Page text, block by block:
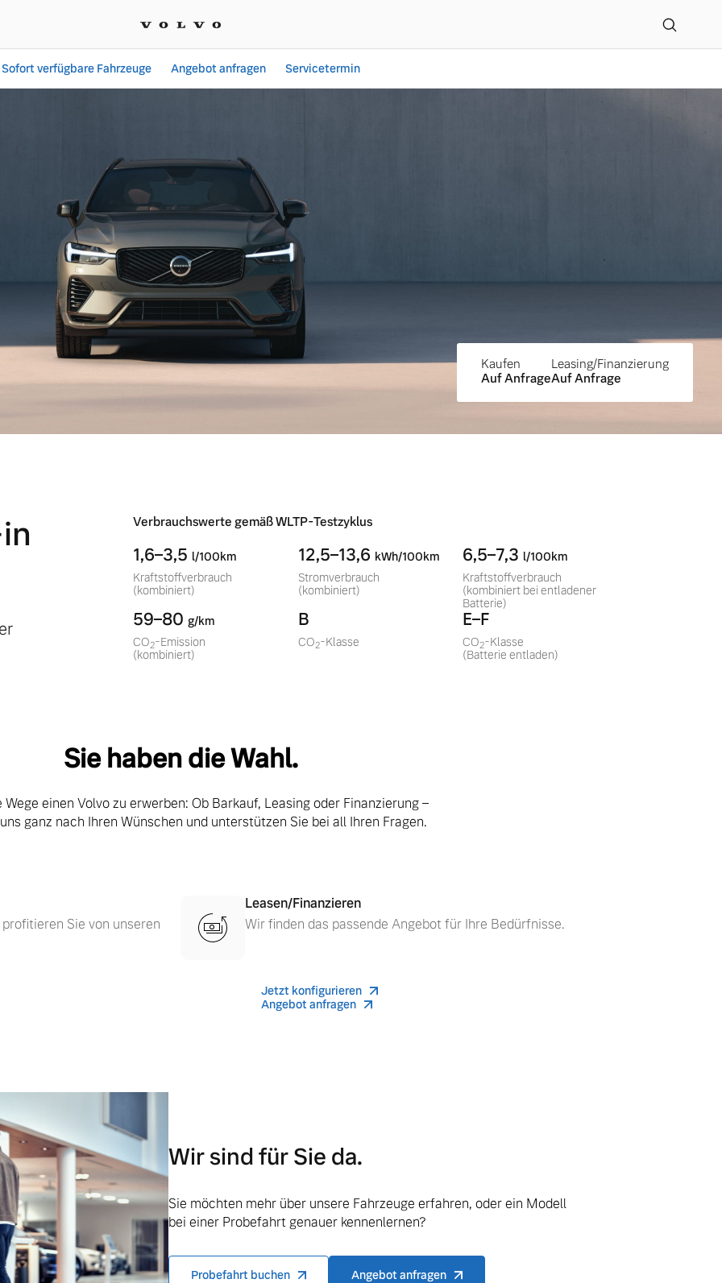
bei Finck & Claus GmbH in Büdelsdorf
Sofort verfügbare Fahrzeuge Angebot anfragen Servicetermin
Original Volvo Winter- und Sommer Kompletträder.
Kaufen
Auf Anfrage
Leasing/Finanzierung
Auf Anfrage
Verbrauchswerte gemäß WLTP-Testzyklus
1,6–3,5 l/100km
Kraftstoffverbrauch
(kombiniert)
12,5–13,6 kWh/100km
Stromverbrauch
(kombiniert)
6,5–7,3 l/100km
Kraftstoffverbrauch
(kombiniert bei entladener
Batterie)
59–80 g/km
CO2-Emission
(kombiniert)
B
CO2-Klasse
E–F
CO2-Klasse
(Batterie entladen)
Sie haben die Wahl.
Wege einen Volvo zu erwerben: Ob Barkauf, Leasing oder Finanzierung –
ganz nach Ihren Wünschen und unterstützen Sie bei all Ihren Fragen.
Sie von unseren
Leasen/Finanzieren
Wir finden das passende Angebot für Ihre Bedürfnisse.
Jetzt konfigurieren
Angebot anfragen
Wir sind für Sie da.
Sie möchten mehr über unsere Fahrzeuge erfahren, oder ein Modell
bei einer Probefahrt genauer kennenlernen?
Probefahrt buchen Angebot anfragen